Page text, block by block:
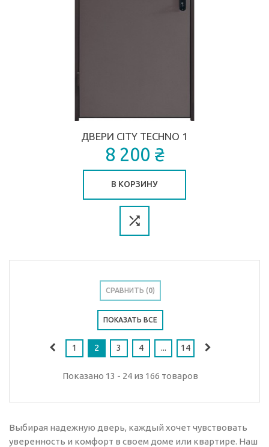
ДВЕРИ CITY TECHNO 1
8 200 ₴
В КОРЗИНУ
СРАВНИТЬ (0)
ПОКАЗАТЬ ВСЕ
1 2 3 4 ... 14
Показано 13 - 24 из 166 товаров
Выбирая надежную дверь, каждый хочет чувствовать
уверенность и комфорт в своем доме или квартире. Наш